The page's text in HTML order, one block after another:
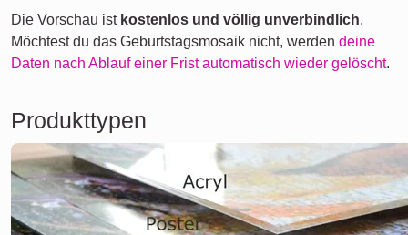
Die Vorschau ist kostenlos und völlig unverbindlich.
Möchtest du das Geburtstagsmosaik nicht, werden deine
Daten nach Ablauf einer Frist automatisch wieder gelöscht.
Produkttypen